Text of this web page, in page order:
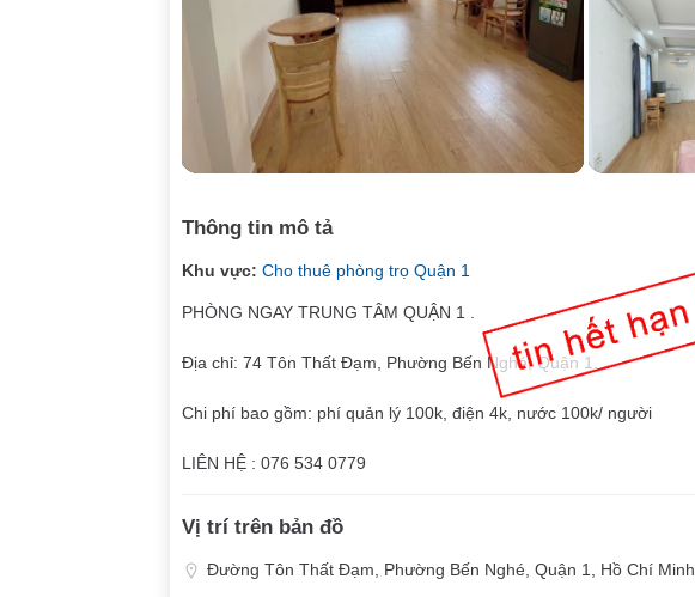
Thông tin mô tả
Khu vực: Cho thuê phòng trọ Quận 1
PHÒNG NGAY TRUNG TÂM QUẬN 1 .
Địa chỉ: 74 Tôn Thất Đạm, Phường Bến Nghé, Quận 1.
Chi phí bao gồm: phí quản lý 100k, điện 4k, nước 100k/ người
LIÊN HỆ : 076 534 0779
Vị trí trên bản đồ
Đường Tôn Thất Đạm, Phường Bến Nghé, Quận 1, Hồ Chí Minh